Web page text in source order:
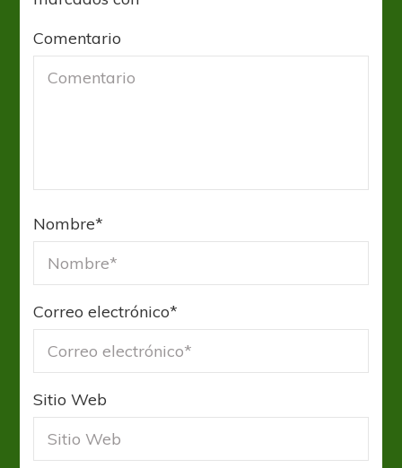
Comentario
Nombre*
Correo electrónico*
Sitio Web